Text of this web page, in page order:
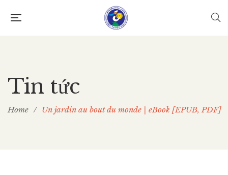
Tin tức
Home / Un jardin au bout du monde | eBook [EPUB, PDF]